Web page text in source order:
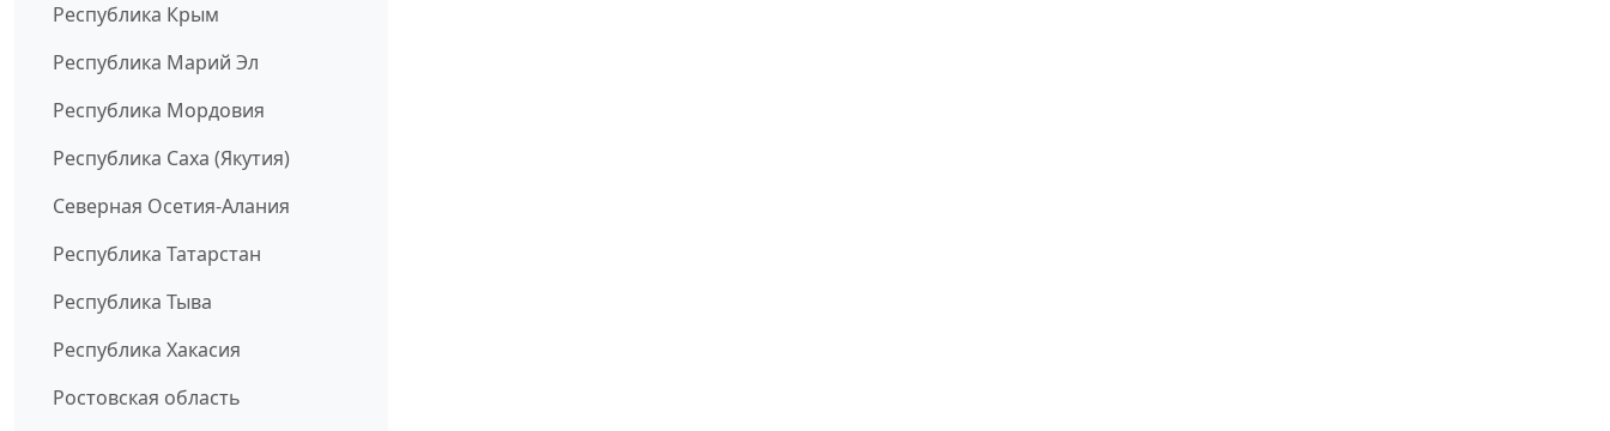
Республика Крым
Республика Марий Эл
Республика Мордовия
Республика Саха (Якутия)
Северная Осетия-Алания
Республика Татарстан
Республика Тыва
Республика Хакасия
Ростовская область